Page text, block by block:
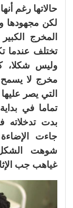
حالاتها رغم
لكن مجهودها
المخرج
تختلف عندما
وليس شكلا،
مخرج لا يسمح
التي يصر
تماما في
بدت تدخلاته
جاءت الإضاءة
شوهت
غياهب جب